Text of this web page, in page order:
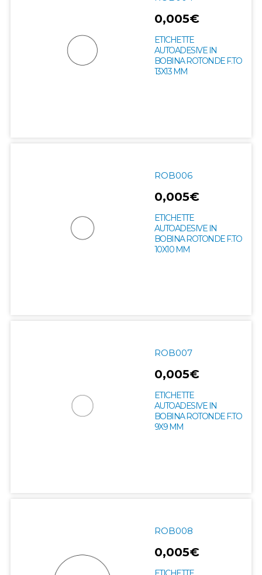
0,005€
ETICHETTE
AUTOADESIVE IN
BOBINA ROTONDE F.TO
13X13 MM
ROB006
0,005€
ETICHETTE
AUTOADESIVE IN
BOBINA ROTONDE F.TO
10X10 MM
ROB007
0,005€
ETICHETTE
AUTOADESIVE IN
BOBINA ROTONDE F.TO
9X9 MM
ROB008
0,005€